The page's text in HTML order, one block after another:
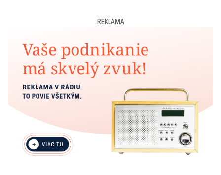
REKLAMA